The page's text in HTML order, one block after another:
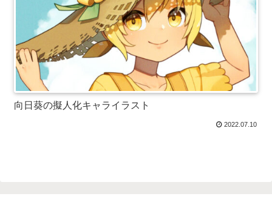
向日葵の擬人化キャライラスト
2022.07.10